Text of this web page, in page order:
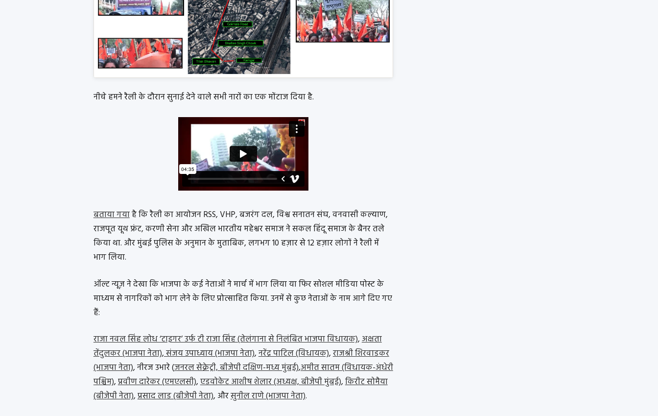
नीचे हमने रैली के दौरान सुनाई देने वाले सभी नारों का एक मोंटाज दिया है.
बताया गयाहै कि रैली का आयोजन RSS, VHP, बजरंग दल, विश्व सनातन संघ, वनवासी कल्याण,
राजपूत यूथ फ्रंट, करणी सेना और अखिल भारतीय महेश्वर समाज ने सकल हिंदू समाज के बैनर तले
किया था. और मुंबई पुलिस के अनुमान के मुताबिक, लगभग 10 हज़ार से 12 हज़ार लोगों ने रैली में
भाग लिया.
ऑल्ट न्यूज़ ने देखा कि भाजपा के कई नेताओं ने मार्च में भाग लिया या फिर सोशल मीडिया पोस्ट के
माध्यम से नागरिकों को भाग लेने के लिए प्रोत्साहित किया. उनमें से कुछ नेताओं के नाम आगे दिए गए
हैं:
राजा नवल सिंह लोध ‘टाइगर’ उर्फ ​​टी राजा सिंह (तेलंगाना से निलंबित भाजपा विधायक),अक्षता
तेंदुलकर (भाजपा नेता),संजय उपाध्याय (भाजपा नेता),नरेंद्र पाटिल (विधायक),राजश्री शिरवाडकर
(भाजपा नेता), नीरज उभारे (जनरल सेक्रेट्री, बीजेपी दक्षिण-मध्य मुंबई),अमीत सातम (विधायक-अंधेरी
पश्चिम),प्रवीण दारेकर (एमएलसी),एडवोकेट आशीष शेलार (अध्यक्ष, बीजेपी मुंबई),किरीट सोमैया
(बीजेपी नेता),प्रसाद लाड (बीजेपी नेता), औरसुनील राणे (भाजपा नेता).